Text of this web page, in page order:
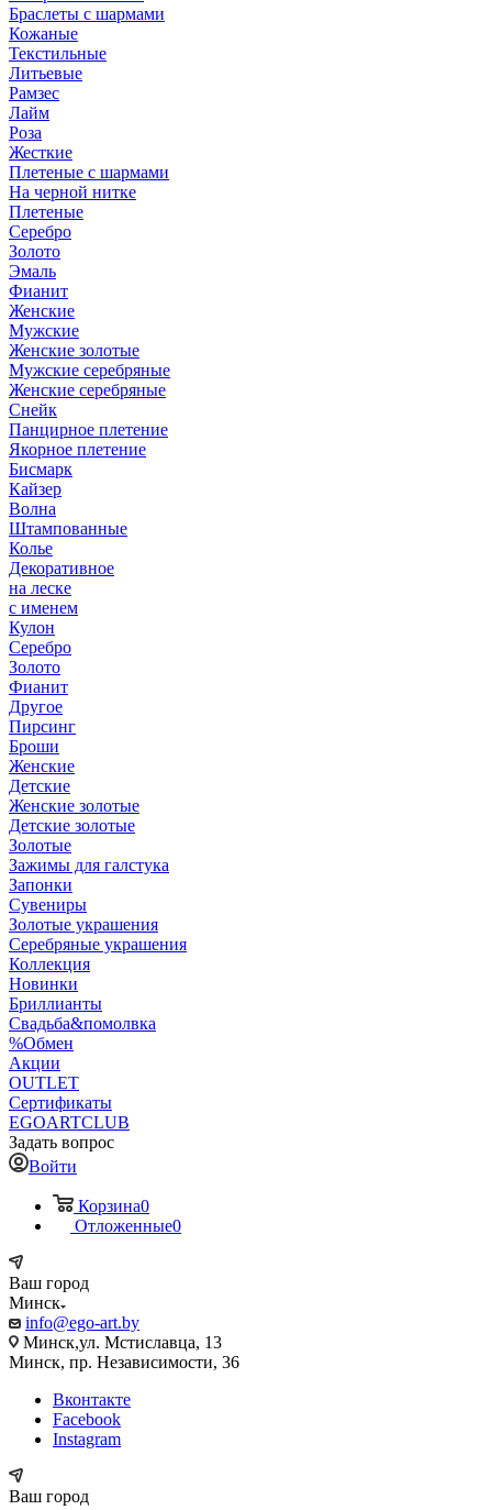
Браслеты с шармами
Кожаные
Текстильные
Литьевые
Рамзес
Лайм
Роза
Жесткие
Плетеные с шармами
На черной нитке
Плетеные
Серебро
Золото
Эмаль
Фианит
Женские
Мужские
Женские золотые
Мужские серебряные
Женские серебряные
Снейк
Панцирное плетение
Якорное плетение
Бисмарк
Кайзер
Волна
Штампованные
Колье
Декоративное
на леске
с именем
Кулон
Серебро
Золото
Фианит
Другое
Пирсинг
Броши
Женские
Детские
Женские золотые
Детские золотые
Золотые
Зажимы для галстука
Запонки
Сувениры
Золотые украшения
Серебряные украшения
Коллекция
Новинки
Бриллианты
Свадьба&помолвка
%Обмен
Акции
OUTLET
Сертификаты
EGOARTCLUB
Задать вопрос
Войти
Корзина0
Отложенные0
Ваш город
Минск
info@ego-art.by
Минск,ул. Мстиславца, 13
Минск, пр. Независимости, 36
Вконтакте
Facebook
Instagram
Ваш город